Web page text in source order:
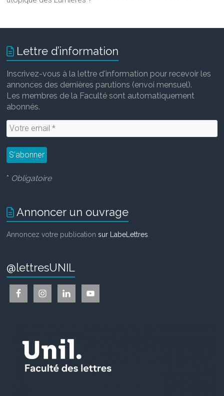
Lettre d’information
Inscrivez-vous à la lettre d'information pour recevoir les
annonces des dernières parutions (envoi mensuel).
Les membres de la Faculté sont automatiquement
abonnés.
* Obligatoire
Annoncer un ouvrage
Annoncez votre publicationsur LabeLettres
@lettresUNIL